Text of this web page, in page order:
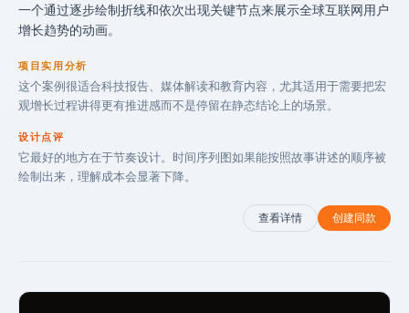
一个通过逐步绘制折线和依次出现关键节点来展示全球互联网用户
增长趋势的动画。
项目实用分析
这个案例很适合科技报告、媒体解读和教育内容，尤其适用于需要把宏
观增长过程讲得更有推进感而不是停留在静态结论上的场景。
设计点评
它最好的地方在于节奏设计。时间序列图如果能按照故事讲述的顺序被
绘制出来，理解成本会显著下降。
查看详情 创建同款